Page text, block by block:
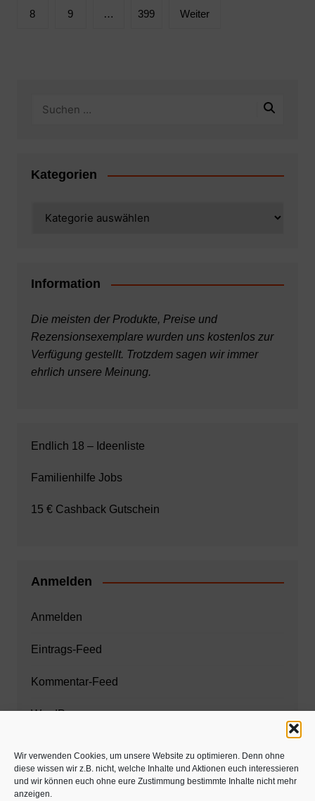
Wir verwenden Cookies, um unsere Website zu optimieren. Denn ohne
diese wissen wir z.B. nicht, welche Inhalte und Aktionen euch interessieren
und wir können euch ohne eure Zustimmung bestimmte Inhalte nicht mehr
anzeigen.
Beiträge
8 9 … 399 Weiter
Kategorien
Information
Die meisten der Produkte, Preise und
Rezensionsexemplare wurden uns kostenlos zur
Verfügung gestellt. Trotzdem sagen wir immer
ehrlich unsere Meinung.
Endlich 18 – Ideenliste
Familienhilfe Jobs
15 € Cashback Gutschein
Anmelden
Anmelden
Eintrags-Feed
Kommentar-Feed
WordPress.org
Zahnarzt München